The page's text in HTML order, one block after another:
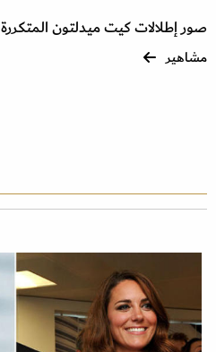
صور إطلالات كيت ميدلتون المتكررة
مشاهير